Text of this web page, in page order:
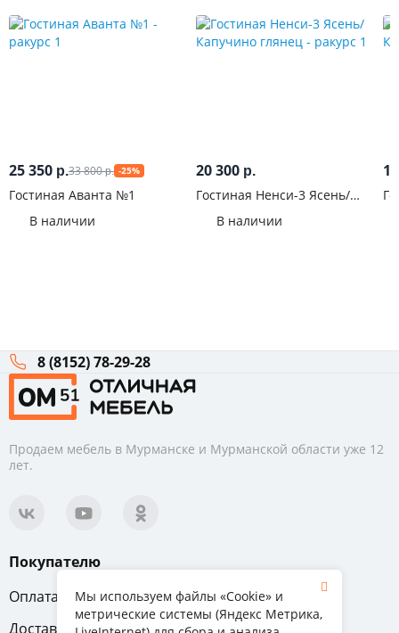
25 350 р.33 800р. -25%
Гостиная Аванта №1
В наличии
20 300 р.
Гостиная Ненси-3 Ясень/
В наличии
8 (8152) 78-29-28
Продаем мебель в Мурманске и Мурманской области уже 12
лет.
Покупателю
Оплата
Вопрос-ответ
Доставка
Обмен и возврат
Мы используем файлы «Cookie» и
метрические системы (Яндекс Метрика,